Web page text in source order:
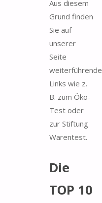
Aus diesem
Grund finden
Sie auf
unserer
Seite
weiterführende
Links wie z.
B. zum Öko-
Test oder
zur Stiftung
Warentest.
Die
TOP 10